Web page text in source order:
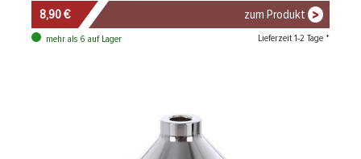
8,90 € zum Produkt
mehr als 6 auf Lager Lieferzeit 1-2 Tage *